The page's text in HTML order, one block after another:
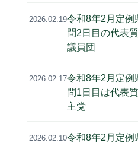
2026.02.19令和8年2月定例
問2日目の代表
議員団
2026.02.17令和8年2月定例
問1日目は代表
主党
2026.02.10令和8年2月定